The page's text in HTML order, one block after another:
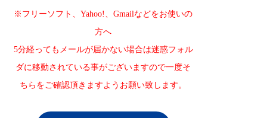
り申し込みを行うものとします。会員登録の申込み
を受け、必要な審査・手続等を経た後で会員として
承認します。会員は、登録の時点で本規約の内容を
承諾したものとみなします。
第4条 会員登録の不承認
当社は登録審査の結果、登録申込をした自然人・法
人・団体・組織等が以下の何れかに該当することが
登録を承認しない場合があります。また、承認後に
※フリーソフト、Yahoo!、Gmailなどをお使いの
方へ
5分経ってもメールが届かない場合は迷惑フォル
ダに移動されている事がございますので一度そ
ちらをご確認頂きますようお願い致します。